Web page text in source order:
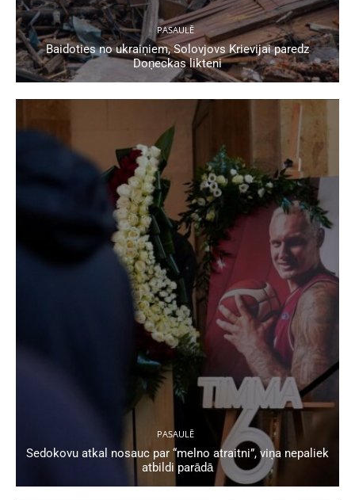
PASAULĒ
Baidoties no ukraiņiem, Solovjovs Krievijai paredz
Doņeckas likteni
PASAULĒ
Sedokovu atkal nosauc par “melno atraitni”, viņa nepaliek
atbildi parādā